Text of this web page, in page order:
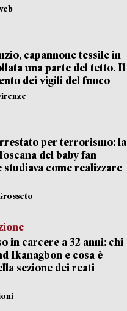
capannone tessile in
una parte del tetto. Il
dei vigili del fuoco
per terrorismo: la
del baby fan
studiava come realizzare
in carcere a 32 anni: chi
Ikanagbon e cosa è
sezione dei reati